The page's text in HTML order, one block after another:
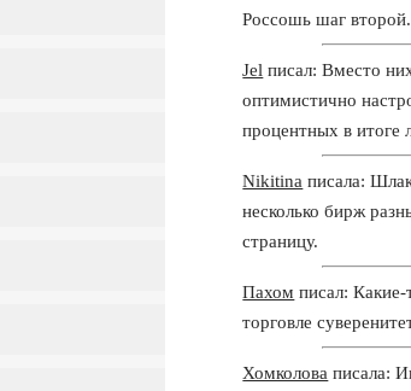
Россошь шаг второй.
Jel писал: Вместо
оптимистично
процентных в итоге
Nikitina писала:
несколько бирж
страницу.
Пахом писал:
торговле
Хомколова писала: